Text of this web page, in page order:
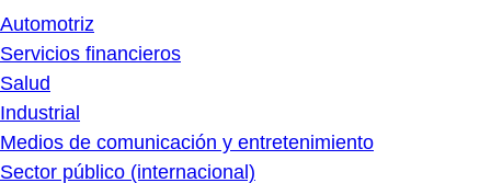
Automotriz
Servicios financieros
Salud
Industrial
Medios de comunicación y entretenimiento
Sector público (internacional)